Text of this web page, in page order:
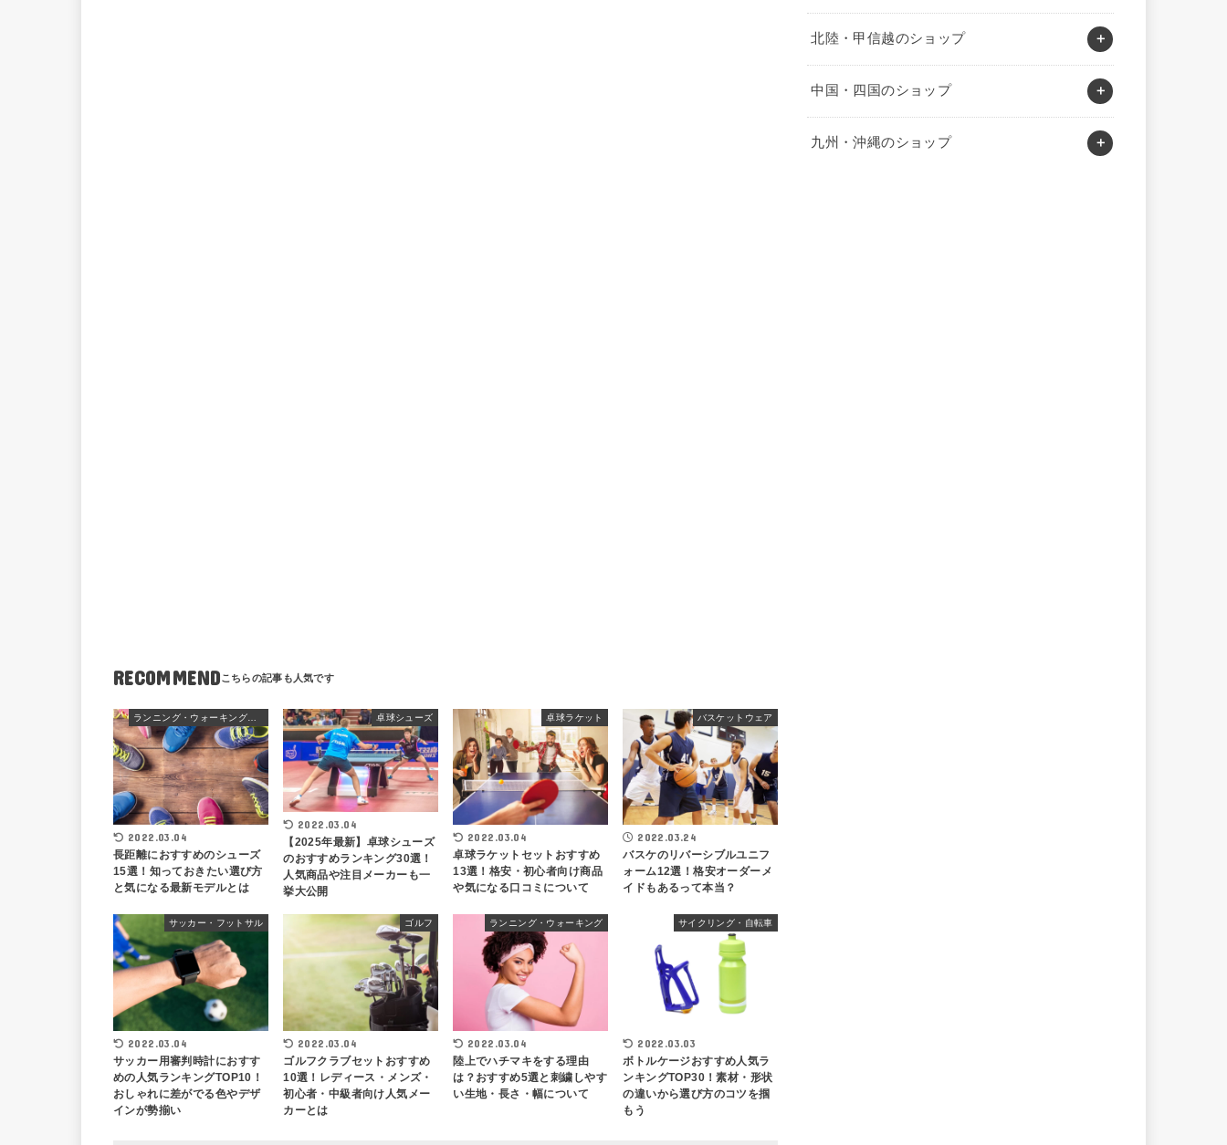
RECOMMEND
ランニング・ウォーキングシューズ
2022.03.04
長距離におすすめのシューズ
15選！知っておきたい選び方
と気になる最新モデルとは
卓球シューズ
2022.03.04
【2025年最新】卓球シューズ
のおすすめランキング30選！
人気商品や注目メーカーも一
挙大公開
卓球ラケット
2022.03.04
卓球ラケットセットおすすめ
13選！格安・初心者向け商品
や気になる口コミについて
バスケットウェア
2022.03.24
バスケのリバーシブルユニフ
ォーム12選！格安オーダーメ
イドもあるって本当？
サッカー・フットサル
2022.03.04
サッカー用審判時計におすす
めの人気ランキングTOP10！
おしゃれに差がでる色やデザ
インが勢揃い
ゴルフ
2022.03.04
ゴルフクラブセットおすすめ
10選！レディース・メンズ・
初心者・中級者向け人気メー
カーとは
ランニング・ウォーキング
2022.03.04
陸上でハチマキをする理由
は？おすすめ5選と刺繍しやす
い生地・長さ・幅について
サイクリング・自転車
2022.03.03
ボトルケージおすすめ人気ラ
ンキングTOP30！素材・形状
の違いから選び方のコツを掴
もう
北陸・甲信越のショップ
中国・四国のショップ
九州・沖縄のショップ